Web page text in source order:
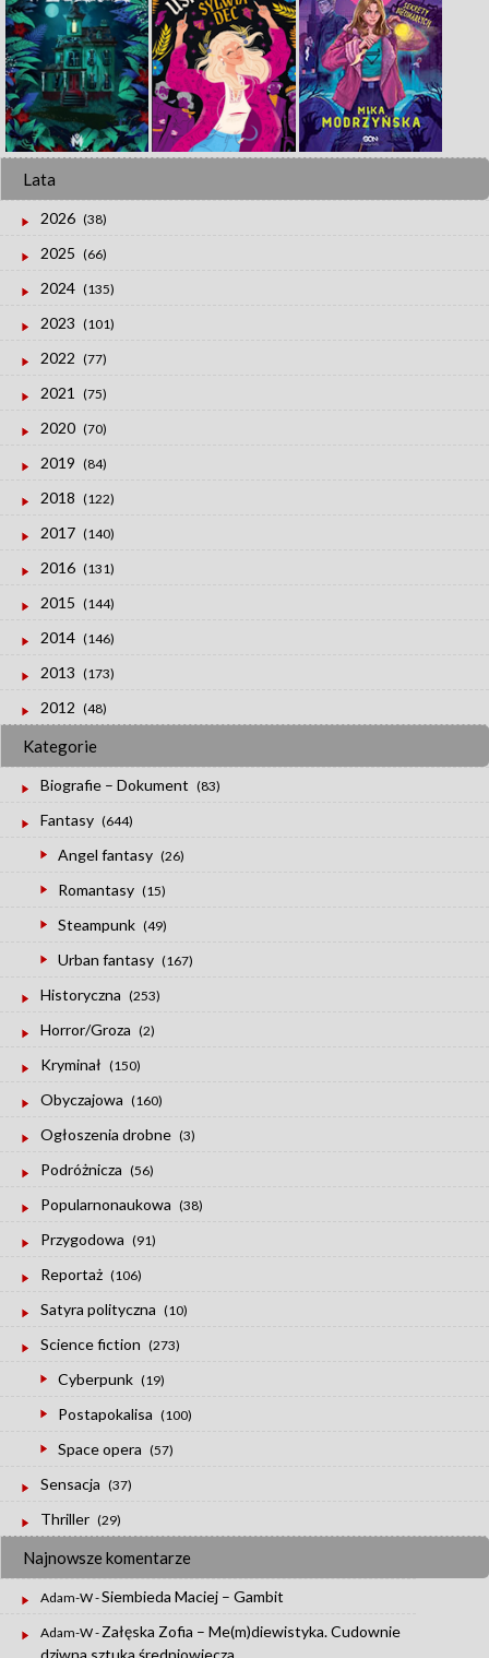
Lata
2026 (38)
2025 (66)
2024 (135)
2023 (101)
2022 (77)
2021 (75)
2020 (70)
2019 (84)
2018 (122)
2017 (140)
2016 (131)
2015 (144)
2014 (146)
2013 (173)
2012 (48)
Kategorie
Biografie – Dokument (83)
Fantasy (644)
Angel fantasy (26)
Romantasy (15)
Steampunk (49)
Urban fantasy (167)
Historyczna (253)
Horror/Groza (2)
Kryminał (150)
Obyczajowa (160)
Ogłoszenia drobne (3)
Podróżnicza (56)
Popularnonaukowa (38)
Przygodowa (91)
Reportaż (106)
Satyra polityczna (10)
Science fiction (273)
Cyberpunk (19)
Postapokalisa (100)
Space opera (57)
Sensacja (37)
Thriller (29)
Najnowsze komentarze
Adam-W-Siembieda Maciej – Gambit
Adam-W- Załęska Zofia – Me(m)diewistyka. Cudownie
dziwna sztuka średniowiecza